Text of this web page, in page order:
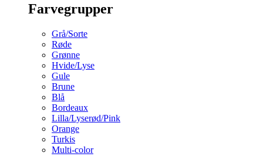
Farvegrupper
Grå/Sorte
Røde
Grønne
Hvide/Lyse
Gule
Brune
Blå
Bordeaux
Lilla/Lyserød/Pink
Orange
Turkis
Multi-color